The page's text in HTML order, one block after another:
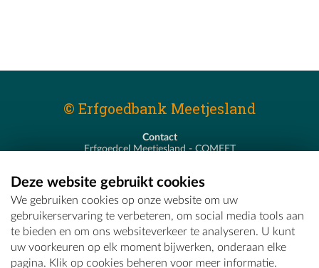
© Erfgoedbank Meetjesland
Contact
Erfgoedcel Meetjesland - COMEET
T - 09 373 75 96
E -erfgoedcel@comeet.be
Deze website gebruikt cookies
We gebruiken cookies op onze website om uw
gebruikerservaring te verbeteren, om social media tools aan
te bieden en om ons websiteverkeer te analyseren. U kunt
uw voorkeuren op elk moment bijwerken, onderaan elke
pagina. Klik op cookies beheren voor meer informatie.